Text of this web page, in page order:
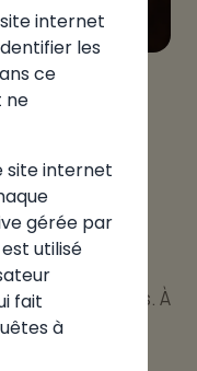
est une
personnelles. À
une
rapide, optez
site internet
les
ce
ne
site internet
gérée par
utilisé
fait
à